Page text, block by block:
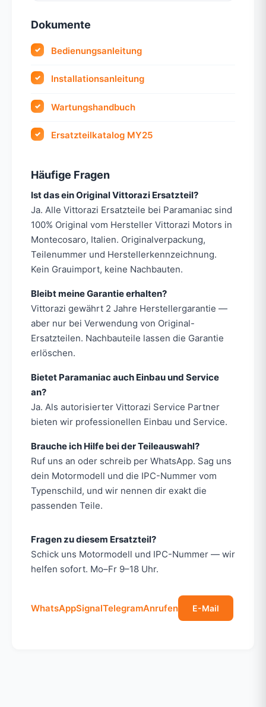
Dokumente
Bedienungsanleitung
Installationsanleitung
Wartungshandbuch
Ersatzteilkatalog MY25
Häufige Fragen
Ist das ein Original Vittorazi Ersatzteil?
Ja. Alle Vittorazi Ersatzteile bei Paramaniac sind
100% Original vom Hersteller Vittorazi Motors in
Montecosaro, Italien. Originalverpackung,
Teilenummer und Herstellerkennzeichnung.
Kein Grauimport, keine Nachbauten.
Bleibt meine Garantie erhalten?
Vittorazi gewährt 2 Jahre Herstellergarantie —
aber nur bei Verwendung von Original-
Ersatzteilen. Nachbauteile lassen die Garantie
erlöschen.
Bietet Paramaniac auch Einbau und Service
an?
Ja. Als autorisierter Vittorazi Service Partner
bieten wir professionellen Einbau und Service.
Brauche ich Hilfe bei der Teileauswahl?
Ruf uns an oder schreib per WhatsApp. Sag uns
dein Motormodell und die IPC-Nummer vom
Typenschild, und wir nennen dir exakt die
passenden Teile.
Fragen zu diesem Ersatzteil?
Schick uns Motormodell und IPC-Nummer — wir
helfen sofort. Mo–Fr 9–18 Uhr.
WhatsAppSignalTelegramAnrufen E-Mail